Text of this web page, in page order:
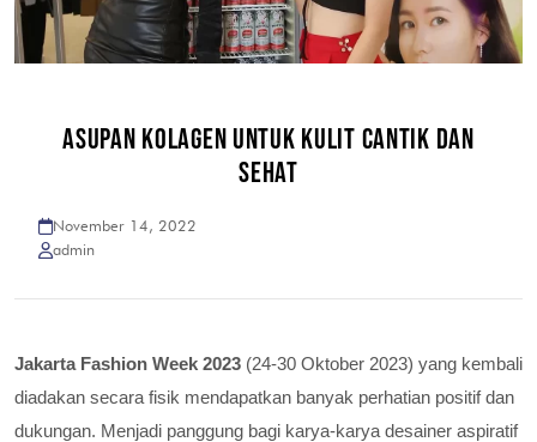
ASUPAN KOLAGEN UNTUK KULIT CANTIK DAN
SEHAT
November 14, 2022
admin
Jakarta Fashion Week 2023 (24-30 Oktober 2023) yang kembali
diadakan secara fisik mendapatkan banyak perhatian positif dan
dukungan. Menjadi panggung bagi karya-karya desainer aspiratif